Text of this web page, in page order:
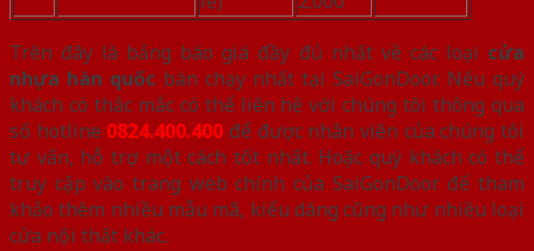
Trên đây là bảng báo giá đầy đủ nhất về các loại cửa
nhựa hàn quốc bán chạy nhất tại SaiGonDoor. Nếu quý
khách có thắc mắc có thể liên hệ với chúng tôi thông qua
số hotline 0824.400.400 để được nhân viên của chúng tôi
tư vấn, hỗ trợ một cách tốt nhất. Hoặc quý khách có thể
truy cập vào trang web chính của SaiGonDoor để tham
khảo thêm nhiều mẫu mã, kiểu dáng cũng như nhiều loại
cửa nội thất khác.